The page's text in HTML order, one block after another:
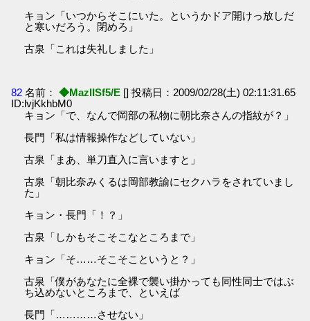
キョン「いつからそこにいた。というかドア開けっ放しだ
と寒いだろう。閉めろ」
古泉「これは失礼しました」
82 名前： ◆MazlISf5/E [] 投稿日：2009/02/28(土) 02:11:31.65
ID:lvjKkhbM0
キョン「で、なんで岡部の私物に朝比奈さんの指紋が？」
長門「私は情報操作などしていない」
古泉「まあ、単刀直入に言いますと」
古泉「朝比奈みくるは岡部教諭にセクハラをされていまし
た」
キョン・長門「！？」
古泉「しかもそこそこなところまで」
キョン「そ……そこそこというと？」
古泉「僕があなたに全裸で襲い掛かっても同性同士ではぶ
ち込めないところまで、といえば
長門「…………させない」